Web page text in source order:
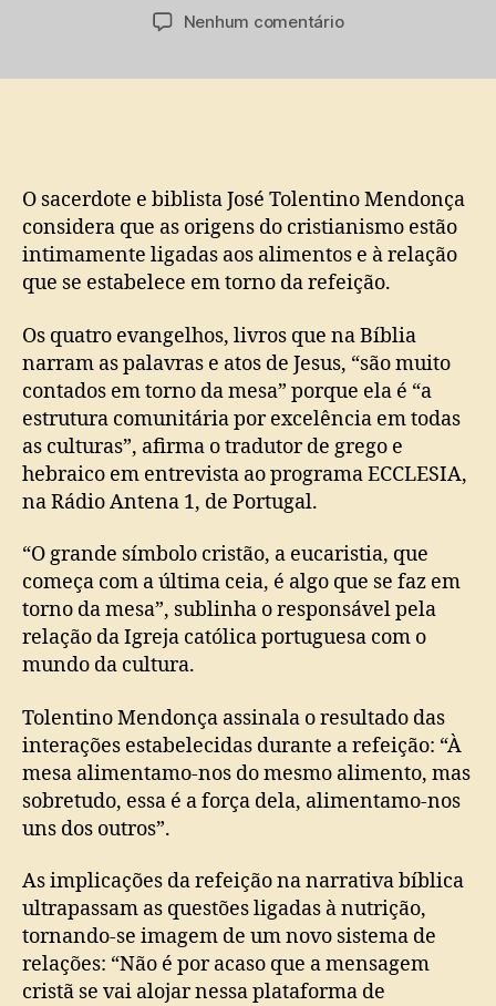
de
Nenhum comentárioem
a
alimentação
O sacerdote e biblista José Tolentino Mendonça
considera que as origens do cristianismo estão
intimamente ligadas aos alimentos e à relação
que se estabelece em torno da refeição.
Os quatro evangelhos, livros que na Bíblia
narram as palavras e atos de Jesus, “são muito
contados em torno da mesa” porque ela é “a
estrutura comunitária por excelência em todas
as culturas”, afirma o tradutor de grego e
hebraico em entrevista ao programa ECCLESIA,
na Rádio Antena 1, de Portugal.
“O grande símbolo cristão, a eucaristia, que
começa com a última ceia, é algo que se faz em
torno da mesa”, sublinha o responsável pela
relação da Igreja católica portuguesa com o
mundo da cultura.
Tolentino Mendonça assinala o resultado das
interações estabelecidas durante a refeição: “À
mesa alimentamo-nos do mesmo alimento, mas
sobretudo, essa é a força dela, alimentamo-nos
uns dos outros”.
As implicações da refeição na narrativa bíblica
ultrapassam as questões ligadas à nutrição,
tornando-se imagem de um novo sistema de
relações: “Não é por acaso que a mensagem
cristã se vai alojar nessa plataforma de